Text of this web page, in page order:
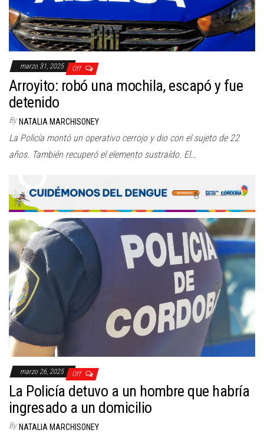
marzo 31, 2025 Off
Arroyito: robó una mochila, escapó y fue
detenido
By NATALIA MARCHISONEY
La Policía montó un operativo cerrojo y dio con el sujeto de 22
años. También recuperó el elemento sustraído. El…
marzo 26, 2025 Off
La Policía detuvo a un hombre que habría
ingresado a un domicilio
By NATALIA MARCHISONEY